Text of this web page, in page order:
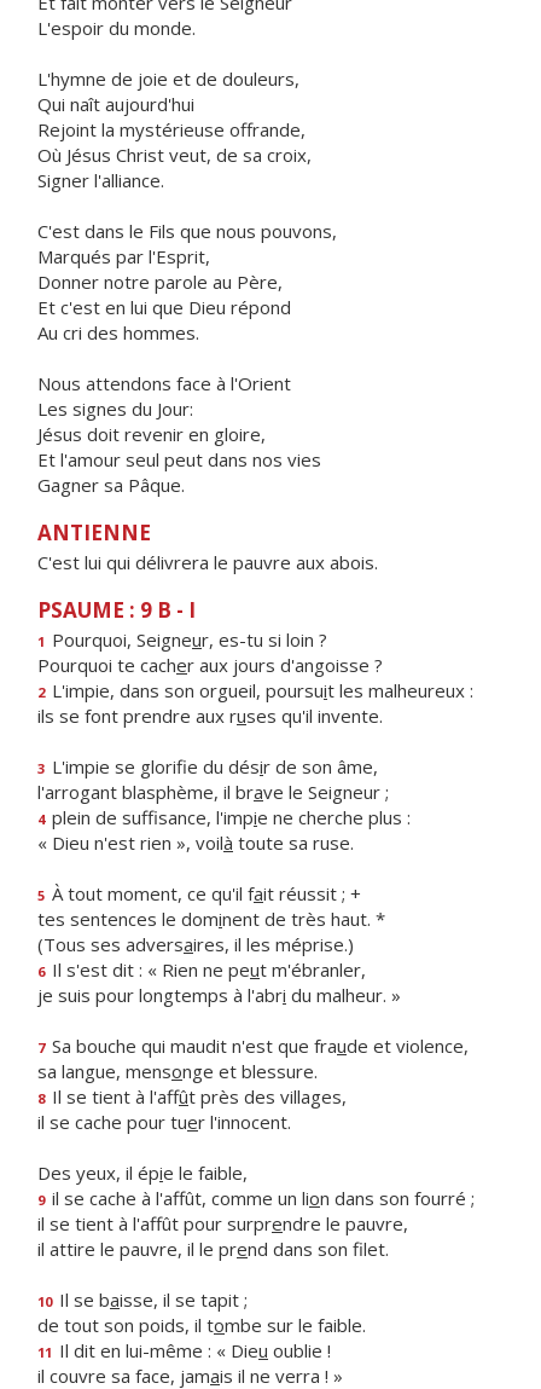
L'espoir du monde.
L'hymne de joie et de douleurs,
Qui naît aujourd'hui
Rejoint la mystérieuse offrande,
Où Jésus Christ veut, de sa croix,
Signer l'alliance.
C'est dans le Fils que nous pouvons,
Marqués par l'Esprit,
Donner notre parole au Père,
Et c'est en lui que Dieu répond
Au cri des hommes.
Nous attendons face à l'Orient
Les signes du Jour:
Jésus doit revenir en gloire,
Et l'amour seul peut dans nos vies
Gagner sa Pâque.
ANTIENNE
C'est lui qui délivrera le pauvre aux abois.
PSAUME : 9 B - I
1 Pourquoi, Seigneur, es-tu si loin ?
Pourquoi te cacher aux jours d'angoisse ?
2 L'impie, dans son orgueil, poursuit les malheureux :
ils se font prendre aux ruses qu'il invente.
3 L'impie se glorifie du désir de son âme,
l'arrogant blasphème, il brave le Seigneur ;
4 plein de suffisance, l'impie ne cherche plus :
« Dieu n'est rien », voilà toute sa ruse.
5 À tout moment, ce qu'il fait réussit ; +
tes sentences le dominent de très haut. *
(Tous ses adversaires, il les méprise.)
6 Il s'est dit : « Rien ne peut m'ébranler,
je suis pour longtemps à l'abri du malheur. »
7 Sa bouche qui maudit n'est que fraude et violence,
sa langue, mensonge et blessure.
8 Il se tient à l'affût près des villages,
il se cache pour tuer l'innocent.
Des yeux, il épie le faible,
9 il se cache à l'affût, comme un lion dans son fourré ;
il se tient à l'affût pour surprendre le pauvre,
il attire le pauvre, il le prend dans son filet.
10 Il se baisse, il se tapit ;
de tout son poids, il tombe sur le faible.
11 Il dit en lui-même : « Dieu oublie !
il couvre sa face, jamais il ne verra ! »